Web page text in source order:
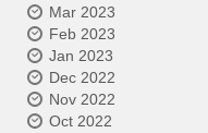
Mar 2023
Feb 2023
Jan 2023
Dec 2022
Nov 2022
Oct 2022